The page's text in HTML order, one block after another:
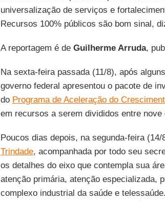
universalização de serviços e
Recursos 100% públicos são bom sinal,
A reportagem é de Guilherme Arruda,
Na sexta-feira passada (11/8), após
governo federal apresentou o pacote de
do Programa de Aceleração do
em recursos a serem divididos entre
Poucos dias depois, na segunda-feira
Trindade, acompanhada por todo seu
os detalhes do eixo que contempla sua
atenção primária, atenção especializada,
complexo industrial da saúde e